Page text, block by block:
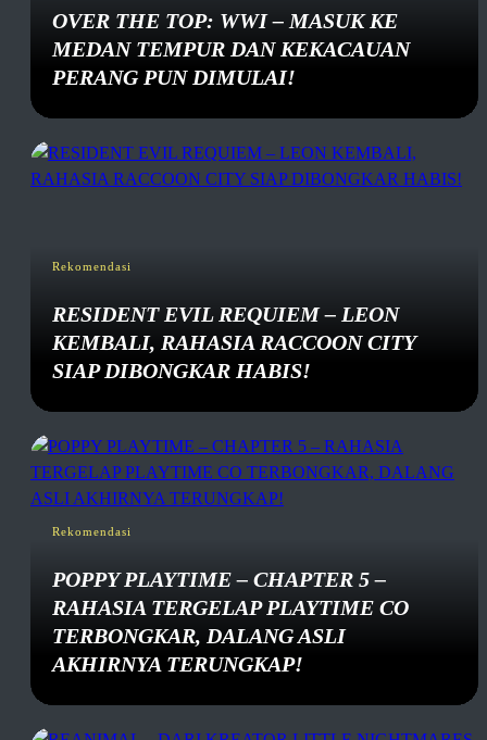
OVER THE TOP: WWI – MASUK KE
MEDAN TEMPUR DAN KEKACAUAN
PERANG PUN DIMULAI!
Rekomendasi
RESIDENT EVIL REQUIEM – LEON
KEMBALI, RAHASIA RACCOON CITY
SIAP DIBONGKAR HABIS!
Rekomendasi
POPPY PLAYTIME – CHAPTER 5 –
RAHASIA TERGELAP PLAYTIME CO
TERBONGKAR, DALANG ASLI
AKHIRNYA TERUNGKAP!